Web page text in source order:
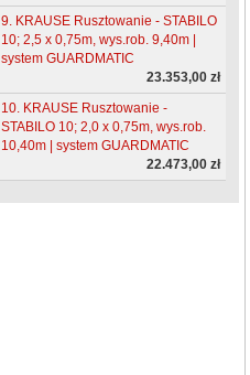
9. KRAUSE Rusztowanie - STABILO
10; 2,5 x 0,75m, wys.rob. 9,40m |
system GUARDMATIC
23.353,00 zł
10. KRAUSE Rusztowanie -
STABILO 10; 2,0 x 0,75m, wys.rob.
10,40m | system GUARDMATIC
22.473,00 zł